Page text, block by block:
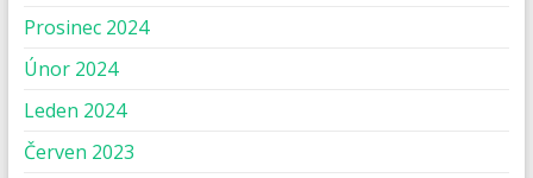
Prosinec 2024
Únor 2024
Leden 2024
Červen 2023